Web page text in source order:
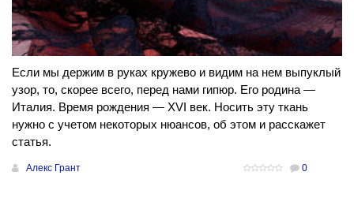
Если мы держим в руках кружево и видим на нем выпуклый
узор, то, скорее всего, перед нами гипюр. Его родина —
Италия. Время рождения — XVI век. Носить эту ткань
нужно с учетом некоторых нюансов, об этом и расскажет
статья.
Алекс Грант 0